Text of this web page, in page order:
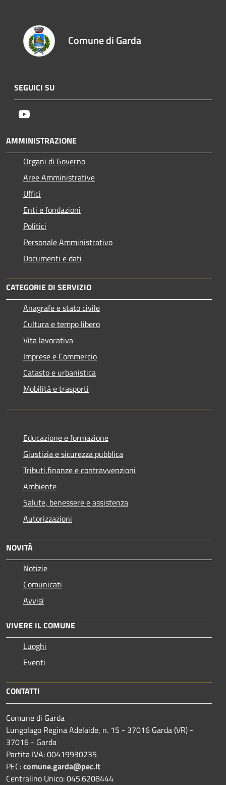
Comune di Garda
SEGUICI SU
AMMINISTRAZIONE
Organi di Governo
Aree Amministrative
Uffici
Enti e fondazioni
Politici
Personale Amministrativo
Documenti e dati
CATEGORIE DI SERVIZIO
Anagrafe e stato civile
Cultura e tempo libero
Vita lavorativa
Imprese e Commercio
Catasto e urbanistica
Mobilità e trasporti
Educazione e formazione
Giustizia e sicurezza pubblica
Tributi,finanze e contravvenzioni
Ambiente
Salute, benessere e assistenza
Autorizzazioni
NOVITÀ
Notizie
Comunicati
Avvisi
VIVERE IL COMUNE
Luoghi
Eventi
CONTATTI
Comune di Garda
Lungolago Regina Adelaide, n. 15 - 37016 Garda (VR) -
37016 - Garda
Partita IVA: 00419930235
PEC:comune.garda@pec.it
Centralino Unico: 045.6208444